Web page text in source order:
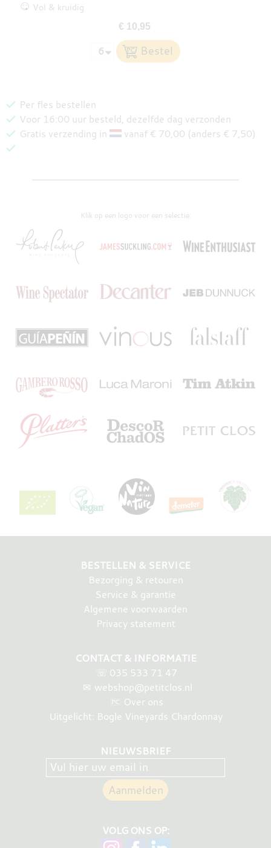
Vol & kruidig
€ 10,95
Per fles bestellen
Voor 16:00 uur besteld, dezelfde dag verzonden
Gratis verzending in
vanaf € 70,00 (anders € 7,50)
Klik op een logo voor een selectie:
BESTELLEN & SERVICE
Bezorging & retouren
Service & garantie
Algemene voorwaarden
Privacy statement
CONTACT & INFORMATIE
☏ 035 533 71 47
✉ webshop@petitclos.nl
Over ons
Uitgelicht: Bogle Vineyards Chardonnay
NIEUWSBRIEF
VOLG ONS OP: